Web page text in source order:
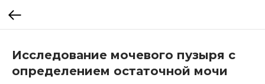
Исследование мочевого пузыря с
определением остаточной мочи